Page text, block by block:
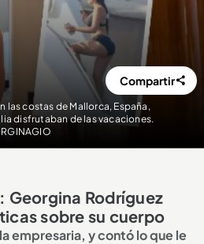
las costas de Mallorca, España,
disfrutaban de las vacaciones.
Compartir
Georgina Rodríguez
sobre su cuerpo
empresaria, y contó lo que le